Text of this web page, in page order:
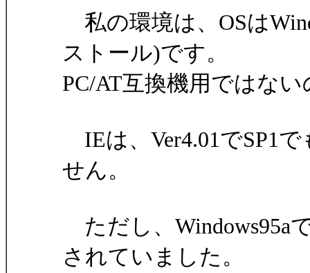
私の環境は、OSは
ストール)です。
PC/AT互換機用ではな
IEは、Ver4.01でSP1
せん。
ただし、Windows95a
されていました。